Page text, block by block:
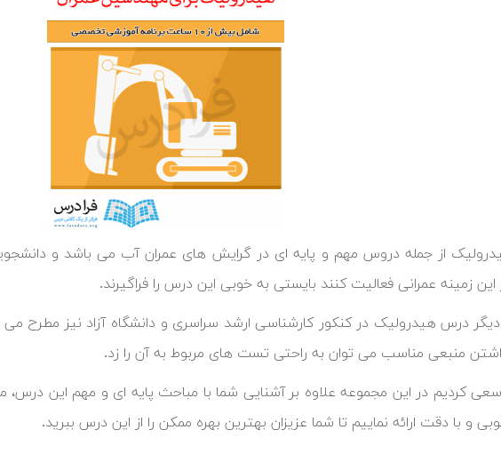
از جمله دروس مهم و پایه ای در گرایش های عمران آب می باشد و
این زمینه عمرانی فعالیت کنند بایستی به خوبی این درس را فراگیرند.
درس هیدرولیک در کنکور کارشناسی ارشد سراسری و دانشگاه آزاد نیز مطرح
منبعی مناسب می توان به راحتی تست های مربوط به آن را زد.
کردیم در این مجموعه علاوه بر آشنایی شما با مباحث پایه ای و مهم این درس،
و با دقت ارائه نماییم تا شما عزیزان بهترین بهره ممکن را از این درس ببرید.